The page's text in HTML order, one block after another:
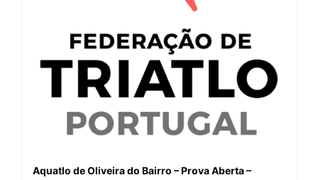
Aquatlo de Oliveira do Bairro – Prova Aberta –